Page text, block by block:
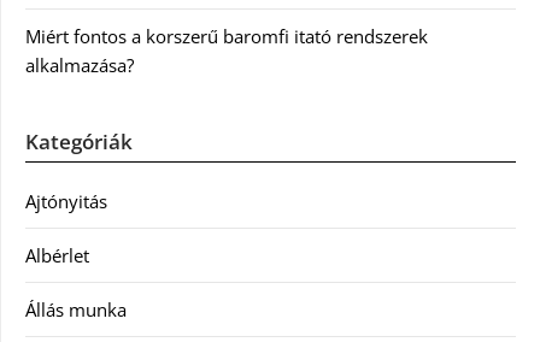
Miért fontos a korszerű baromfi itató rendszerek
alkalmazása?
Kategóriák
Ajtónyitás
Albérlet
Állás munka